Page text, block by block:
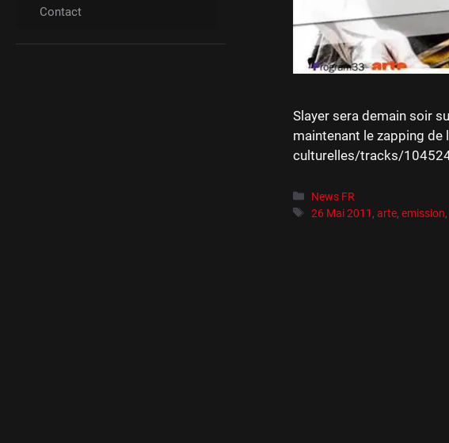
Slayer sera demain soir
maintenant le zapping
culturelles/tracks/
Catégories
News FR
Étiquettes
26 Mai 2011 ,arte,emission
Contact